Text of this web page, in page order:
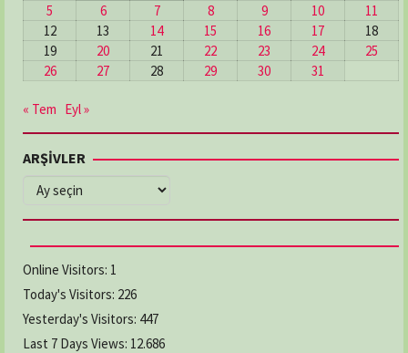
5
6 7 8 9 10
11
12
13 14 15 16 17
18
19
20 21 22 23 24
25
26
27 28 29 30 31
« Tem Eyl »
ARŞİVLER
ARŞİVLER
Online Visitors: 1
Today's Visitors: 226
Yesterday's Visitors: 447
Last 7 Days Views: 12.686